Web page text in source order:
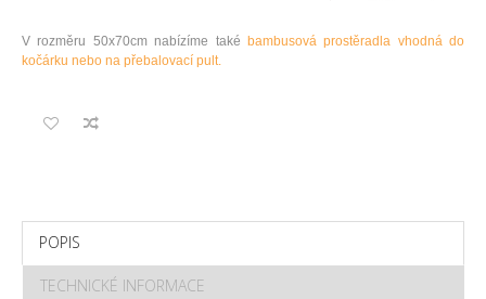
V rozměru 50x70cm nabízíme také bambusová prostěradla vhodná do
kočárku nebo na přebalovací pult.
POPIS
TECHNICKÉ INFORMACE